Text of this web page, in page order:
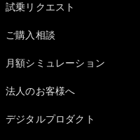
試乗リクエスト
ご購入相談
月額シミュレーション
法人のお客様へ
デジタルプロダクト